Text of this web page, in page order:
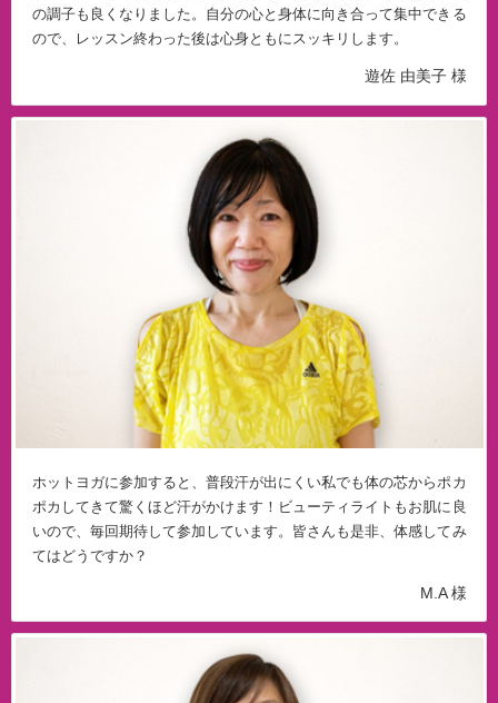
の調子も良くなりました。自分の心と身体に向き合って集中できる
ので、レッスン終わった後は心身ともにスッキリします。
遊佐 由美子 様
ホットヨガに参加すると、普段汗が出にくい私でも体の芯からポカ
ポカしてきて驚くほど汗がかけます！ビューティライトもお肌に良
いので、毎回期待して参加しています。皆さんも是非、体感してみ
てはどうですか？
M.A 様